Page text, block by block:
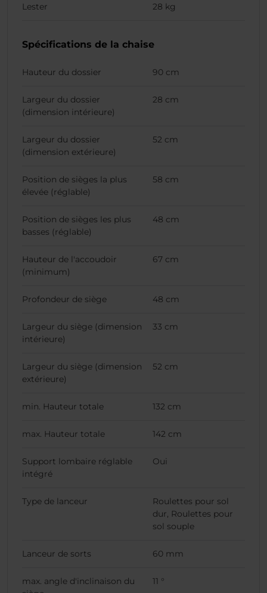
Lester 28 kg
Spécifications de la chaise
Hauteur du dossier 90 cm
Largeur du dossier
(dimension intérieure)
28 cm
Largeur du dossier
(dimension extérieure)
52 cm
Position de sièges la plus
élevée (réglable)
58 cm
Position de sièges les plus
basses (réglable)
48 cm
Hauteur de l'accoudoir
(minimum)
67 cm
Profondeur de siège 48 cm
Largeur du siège (dimension
intérieure)
33 cm
Largeur du siège (dimension
extérieure)
52 cm
min. Hauteur totale 132 cm
max. Hauteur totale 142 cm
Support lombaire réglable
intégré
Oui
Type de lanceur
Roulettes pour sol
dur, Roulettes pour
sol souple
Lanceur de sorts 60 mm
max. angle d'inclinaison du
11 °